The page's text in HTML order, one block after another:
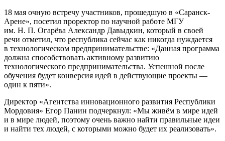
18 мая очную встречу участников, прошедшую в «Саранск-
Арене», посетил проректор по научной работе МГУ
им. Н. П. Огарёва Александр Давыдкин, который в своей
речи отметил, что республика сейчас как никогда нуждается
в технологическом предпринимательстве: «Данная программа
должна способствовать активному развитию
технологического предпринимательства. Успешной после
обучения будет конверсия идей в действующие проекты —
один к пяти».
Директор «Агентства инновационного развития Республики
Мордовия» Егор Панин подчеркнул: «Мы живём в мире идей
и в мире людей, поэтому очень важно найти правильные идеи
и найти тех людей, с которыми можно будет их реализовать».